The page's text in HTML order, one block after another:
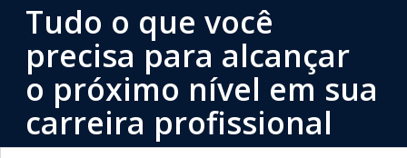
Tudo o que você
precisa para alcançar
o próximo nível em sua
carreira profissional